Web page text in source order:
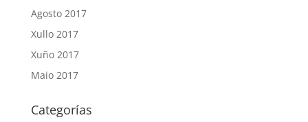
Agosto 2017
Xullo 2017
Xuño 2017
Maio 2017
Categorías